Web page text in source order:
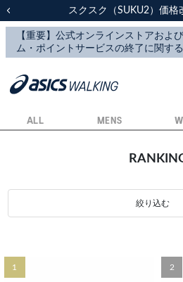
スクスク（SUKU2）価格
配送に関するお
スクスク（SUKU2）価格
配送に関するお
ALL MENS
絞り込む
1 2